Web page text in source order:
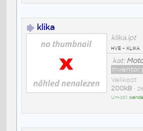
klika
klika.ipt
hve - klika
kat:
Inventor
Velikost
200kB•
Umístil: